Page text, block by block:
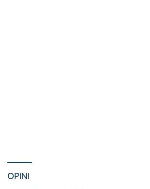
OPINI